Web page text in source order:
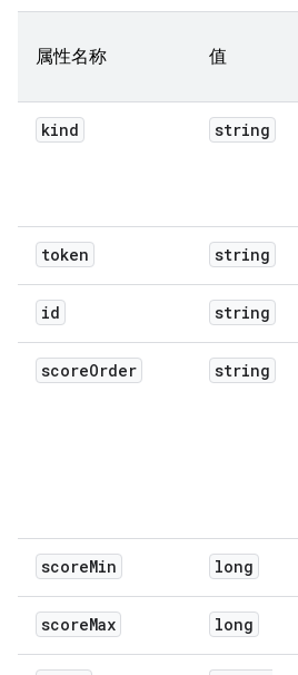
"kind":
            {
              "locale":
              "value":
string
            }
"kind":
          "translations": [
            {
"kind":
              "locale":
              "value":
            }
          ]
"kind":
"kind":
              "locale":
              "value":
            }
          ]
        },
        "few": {
属性名称 值
kind string
token string
id string
scoreOrder string
scoreMin long
scoreMax long